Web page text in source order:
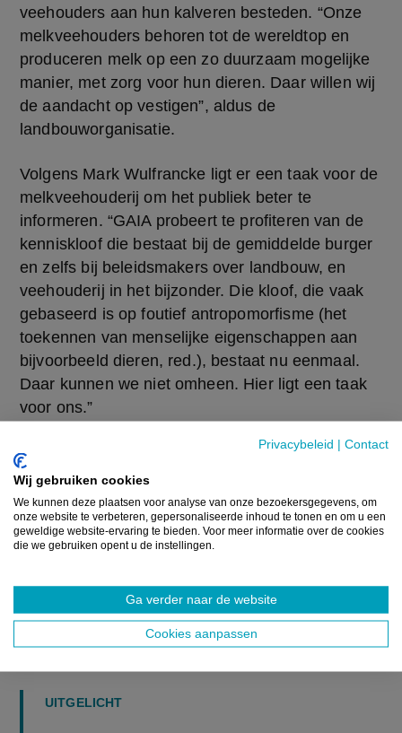
Privacybeleid | Contact
Wij gebruiken cookies
We kunnen deze plaatsen voor analyse van onze bezoekersgegevens, om
onze website te verbeteren, gepersonaliseerde inhoud te tonen en om u een
geweldige website-ervaring te bieden. Voor meer informatie over de cookies
die we gebruiken opent u de instellingen.
Ga verder naar de website
Cookies aanpassen
veehouders aan hun kalveren besteden. “Onze
melkveehouders behoren tot de wereldtop en
produceren melk op een zo duurzaam mogelijke
manier, met zorg voor hun dieren. Daar willen wij
de aandacht op vestigen”, aldus de
landbouworganisatie.
Volgens Mark Wulfrancke ligt er een taak voor de
melkveehouderij om het publiek beter te
informeren. “GAIA probeert te profiteren van de
kenniskloof die bestaat bij de gemiddelde burger
en zelfs bij beleidsmakers over landbouw, en
veehouderij in het bijzonder. Die kloof, die vaak
gebaseerd is op foutief antropomorfisme (het
toekennen van menselijke eigenschappen aan
bijvoorbeeld dieren, red.), bestaat nu eenmaal.
Daar kunnen we niet omheen. Hier ligt een taak
voor ons.”
UITGELICHT